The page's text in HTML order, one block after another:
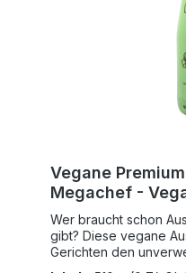
Dimension.
Tl. Brühenpulver
und je nach Wunsch
Rezeptidee:
Vegane
Megachef -
Mushroom Sauce
Wer braucht schon
gibt? Diese vegane
Gerichten den
ganz ohne